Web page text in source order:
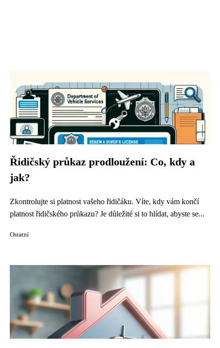
Řidičský průkaz prodloužení: Co, kdy a
jak?
Zkontrolujte si platnost vašeho řidičáku. Víte, kdy vám končí
platnost řidičského průkazu? Je důležité si to hlídat, abyste se...
Ostatní